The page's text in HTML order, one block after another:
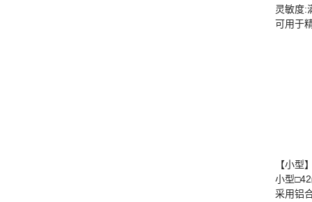
灵敏度:
可用于
【小型
小型
采用铝